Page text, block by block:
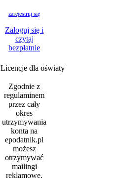
zarejestruj się
Zaloguj się i
czytaj
bezpłatnie
Licencje dla oświaty
Zgodnie z
regulaminem
przez cały
okres
utrzymywania
konta na
epodatnik.pl
możesz
otrzymywać
mailingi
reklamowe.